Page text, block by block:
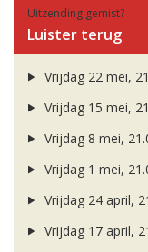
Uitzending gemist?
Luister terug
Vrijdag 22 mei,
Vrijdag 15 mei,
Vrijdag 8 mei,
Vrijdag 1 mei,
Vrijdag 24 april,
Vrijdag 17 april,